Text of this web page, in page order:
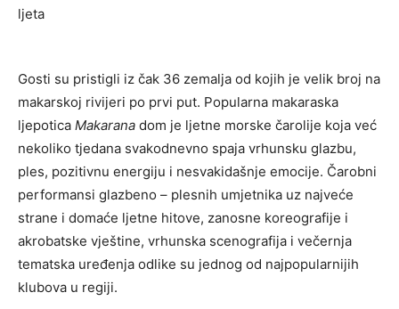
ljeta
Gosti su pristigli iz čak 36 zemalja od kojih je velik broj na
makarskoj rivijeri po prvi put. Popularna makaraska
ljepotica Makarana dom je ljetne morske čarolije koja već
nekoliko tjedana svakodnevno spaja vrhunsku glazbu,
ples, pozitivnu energiju i nesvakidašnje emocije. Čarobni
performansi glazbeno – plesnih umjetnika uz najveće
strane i domaće ljetne hitove, zanosne koreografije i
akrobatske vještine, vrhunska scenografija i večernja
tematska uređenja odlike su jednog od najpopularnijih
klubova u regiji.